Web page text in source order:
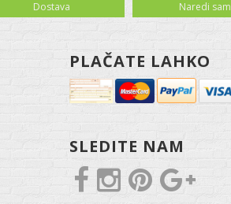
Dostava Naredi sam
PLAČATE LAHKO
SLEDITE NAM